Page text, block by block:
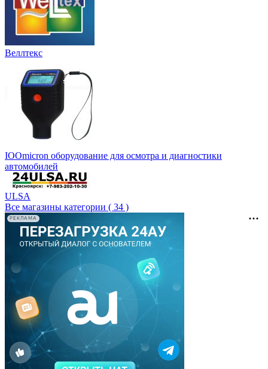
Веллтекс
IOOmicron оборудование для осмотра и диагностики
автомобилей
ULSA
Все магазины категории ( 34 )
РЕКЛАМА